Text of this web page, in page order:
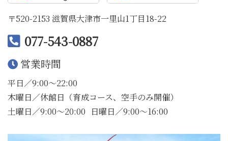
〒520-2153 滋賀県大津市一里山1丁目18-22
077-543-0887
営業時間
平日／9:00〜22:00
木曜日／休館日（育成コース、空手のみ開催）
土曜日／9:00〜20:00
日曜日／9:00〜16:00